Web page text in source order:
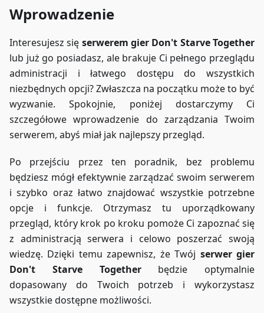
Wprowadzenie
Interesujesz się serwerem gier Don't Starve Together
lub już go posiadasz, ale brakuje Ci pełnego przeglądu
administracji i łatwego dostępu do wszystkich
niezbędnych opcji? Zwłaszcza na początku może to być
wyzwanie. Spokojnie, poniżej dostarczymy Ci
szczegółowe wprowadzenie do zarządzania Twoim
serwerem, abyś miał jak najlepszy przegląd.
Po przejściu przez ten poradnik, bez problemu
będziesz mógł efektywnie zarządzać swoim serwerem
i szybko oraz łatwo znajdować wszystkie potrzebne
opcje i funkcje. Otrzymasz tu uporządkowany
przegląd, który krok po kroku pomoże Ci zapoznać się
z administracją serwera i celowo poszerzać swoją
wiedzę. Dzięki temu zapewnisz, że Twój serwer gier
Don't Starve Togetherbędzie optymalnie
dopasowany do Twoich potrzeb i wykorzystasz
wszystkie dostępne możliwości.